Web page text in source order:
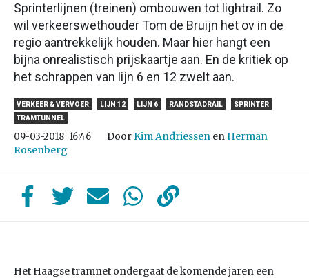
Sprinterlijnen (treinen) ombouwen tot lightrail. Zo
wil verkeerswethouder Tom de Bruijn het ov in de
regio aantrekkelijk houden. Maar hier hangt een
bijna onrealistisch prijskaartje aan. En de kritiek op
het schrappen van lijn 6 en 12 zwelt aan.
VERKEER & VERVOER LIJN 12 LIJN 6 RANDSTADRAIL
SPRINTER
TRAMTUNNEL
09-03-2018 16:46 DoorKim Andriessen en Herman
Rosenberg
Het Haagse tramnet ondergaat de komende jaren een